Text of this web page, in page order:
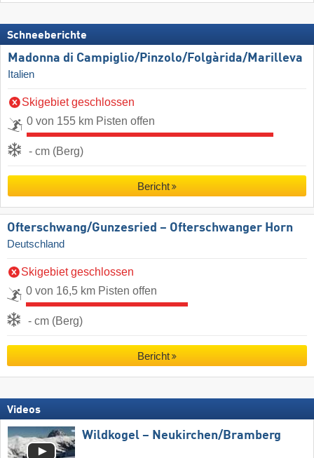
Schneeberichte
Madonna di Campiglio/​Pinzolo/​Folgàrida/​Marilleva
Italien
Skigebiet geschlossen
0 von 155 km Pisten offen
- cm (Berg)
Bericht
Ofterschwang/​Gunzesried – Ofterschwanger Horn
Deutschland
Skigebiet geschlossen
0 von 16,5 km Pisten offen
- cm (Berg)
Bericht
Videos
Wildkogel – Neukirchen/​Bramberg